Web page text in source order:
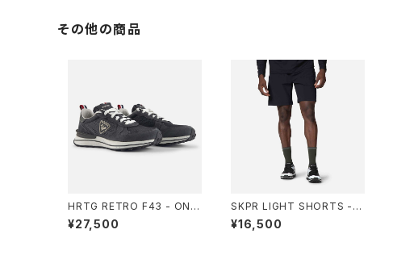
その他の商品
HRTG RETRO F43 - ONY
X GRY
¥27,500
SKPR LIGHT SHORTS - 2
00 BLACK
¥16,500